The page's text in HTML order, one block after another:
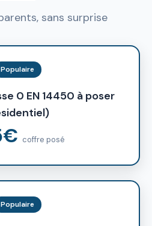
sans surprise
Populaire
0 EN 14450 à poser
coffre posé
Populaire